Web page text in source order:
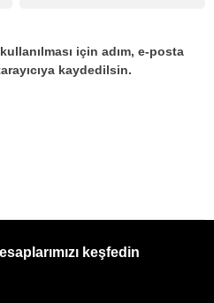
için adım, e-posta
kaydedilsin.
keşfedin